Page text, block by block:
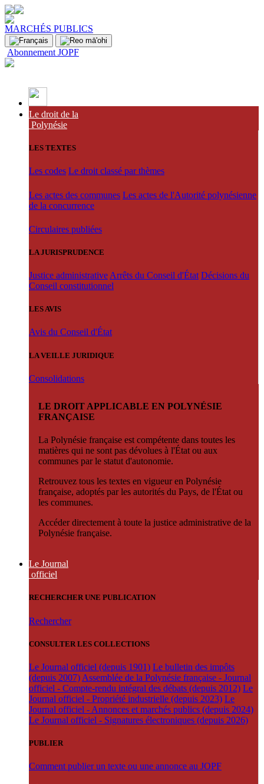
MARCHÉS PUBLICS
Abonnement JOPF
Le droit de la
Polynésie
LES TEXTES
Les codes Le droit classé par thèmes
Les actes des communes Les actes de l'Autorité polynésienne
de la concurrence
Circulaires publiées
LA JURISPRUDENCE
Justice administrative Arrêts du Conseil d'État Décisions du
Conseil constitutionnel
LES AVIS
Avis du Conseil d'État
LA VEILLE JURIDIQUE
Consolidations
LE DROIT APPLICABLE EN POLYNÉSIE
FRANÇAISE
La Polynésie française est compétente dans toutes les
matières qui ne sont pas dévolues à l'État ou aux
communes par le statut d'autonomie.
Retrouvez tous les textes en vigueur en Polynésie
française, adoptés par les autorités du Pays, de l'État ou
les communes.
Accéder directement à toute la justice administrative de la
Polynésie française.
Le Journal
officiel
RECHERCHER UNE PUBLICATION
Rechercher
CONSULTER LES COLLECTIONS
Le Journal officiel (depuis 1901) Le bulletin des impôts
(depuis 2007) Assemblée de la Polynésie française - Journal
officiel - Compte-rendu intégral des débats (depuis 2012) Le
Journal officiel - Propriété industrielle (depuis 2023) Le
Journal officiel - Annonces et marchés publics (depuis 2024)
Le Journal officiel - Signatures électroniques (depuis 2026)
PUBLIER
Comment publier un texte ou une annonce au JOPF